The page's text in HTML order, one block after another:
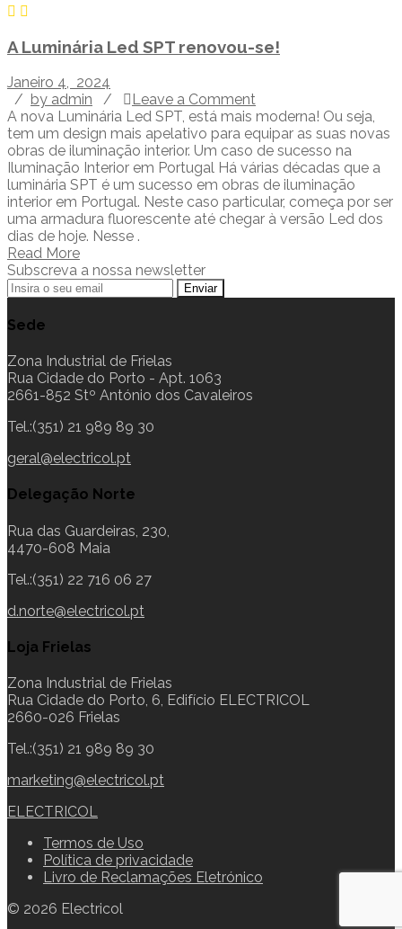
A Luminária Led SPT renovou-se!
Janeiro 4, 2024
/ by admin /
Leave a Comment
A nova Luminária Led SPT, está mais moderna! Ou seja,
tem um design mais apelativo para equipar as suas novas
obras de iluminação interior. Um caso de sucesso na
Iluminação Interior em Portugal Há várias décadas que a
luminária SPT é um sucesso em obras de iluminação
interior em Portugal. Neste caso particular, começa por ser
uma armadura fluorescente até chegar à versão Led dos
dias de hoje. Nesse .
Read More
Subscreva a nossa newsletter
Sede
Zona Industrial de Frielas
Rua Cidade do Porto - Apt. 1063
2661-852 Stº António dos Cavaleiros
Tel.:(351) 21 989 89 30
geral@electricol.pt
Delegação Norte
Rua das Guardeiras, 230,
4470-608 Maia
Tel.:(351) 22 716 06 27
d.norte@electricol.pt
Loja Frielas
Zona Industrial de Frielas
Rua Cidade do Porto, 6, Edifício ELECTRICOL
2660-026 Frielas
Tel.:(351) 21 989 89 30
marketing@electricol.pt
ELECTRICOL
Termos de Uso
Política de privacidade
Livro de Reclamações Eletrónico
© 2026 Electricol